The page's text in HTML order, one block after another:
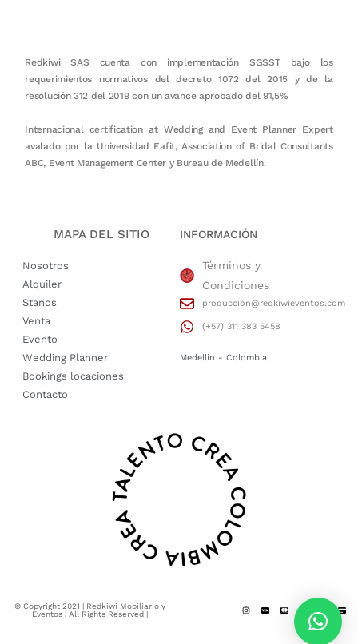
Redkiwi SAS cuenta con implementación SGSST bajo los
requerimientos normativos del decreto 1072 del 2015 y de la
resolución 312 del 2019 con un avance aprobado del 91,5%
Internacional certification at Wedding and Event Planner Expert
avalado por la Universidad Eafit, Association of Bridal Consultants
ABC, Event Management Center y Bureau de Medellín.
MAPA DEL SITIO
Nosotros
Alquiler
Stands
Venta
Evento
Wedding Planner
Bookings locaciones
Contacto
INFORMACIÓN
Términos y
Condiciones
producción@redkiwieventos.com
(+57) 311 383 5458
Medellin - Colombia
© Copyright 2021 | Redkiwi Mobiliario y
Eventos | All Rights Reserved |